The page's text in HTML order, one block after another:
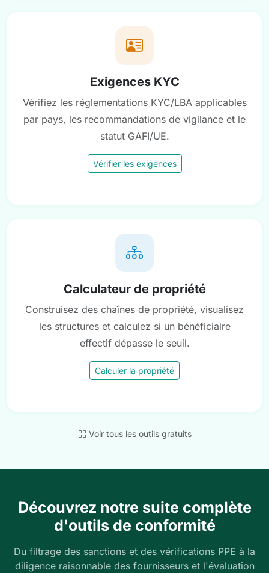
Exigences KYC
Vérifiez les réglementations KYC/LBA applicables
par pays, les recommandations de vigilance et le
statut GAFI/UE.
Vérifier les exigences
Calculateur de propriété
Construisez des chaînes de propriété, visualisez
les structures et calculez si un bénéficiaire
effectif dépasse le seuil.
Calculer la propriété
Voir tous les outils gratuits
Découvrez notre suite complète
d'outils de conformité
Du filtrage des sanctions et des vérifications PPE à la
diligence raisonnable des fournisseurs et l'évaluation